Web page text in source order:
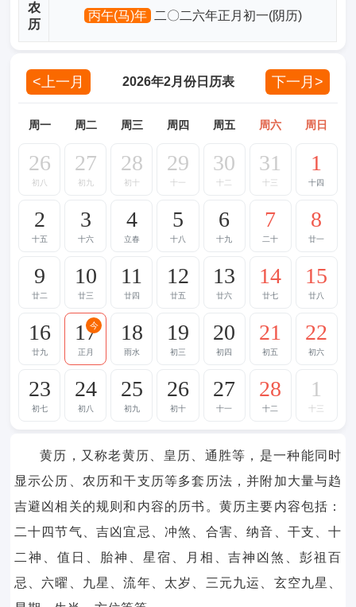
农
历
丙午(马)年 二〇二六年正月初一(阴历)
<上一月 2026年2月份日历表 下一月>
周一 周二 周三 周四 周五 周六 周日
26
初八
27
初九
28
初十
29
十一
30
十二
31
十三
1
十四
2
十五
3
十六
4
立春
5
十八
6
十九
7
二十
8
廿一
9
廿二
10
廿三
11
廿四
12
廿五
13
廿六
14
廿七
15
廿八
16
廿九
17
正月
今 18
雨水
19
初三
20
初四
21
初五
22
初六
23
初七
24
初八
25
初九
26
初十
27
十一
28
十二
1
十三
黄历，又称老黄历、皇历、通胜等，是一种能同时
显示公历、农历和干支历等多套历法，并附加大量与趋
吉避凶相关的规则和内容的历书。黄历主要内容包括：
二十四节气、吉凶宜忌、冲煞、合害、纳音、干支、十
二神、值日、胎神、星宿、月相、吉神凶煞、彭祖百
忌、六曜、九星、流年、太岁、三元九运、玄空九星、